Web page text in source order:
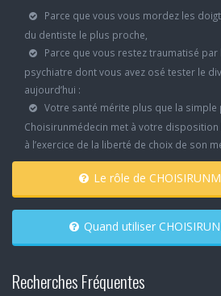
Parce que vous vous mordez les
du dentiste le plus proche,
Parce que vous restez traumatisé par
psychiatre dont vous avez osé tester le
aujourd’hui :
Votre santé mérite plus que la
Choisirunmédecin met à votre
à l’exercice de la liberté de choix de son
Le rôle de
Quand utiliser
Recherches Fréquentes